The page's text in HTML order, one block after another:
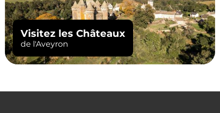
Visitez les Châteaux
de l'Aveyron
Expériences à vivre
en automne